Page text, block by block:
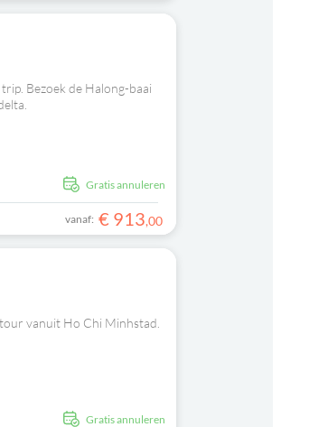
Bezoek de Halong-baai
Gratis annuleren
vanaf: € 913,00
vanuit Ho Chi Minhstad.
Gratis annuleren